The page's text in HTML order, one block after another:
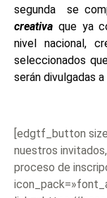
segunda se
creativa que ya
nivel nacional,
seleccionados
serán divulgadas
[edgtf_button
nuestros
proceso de